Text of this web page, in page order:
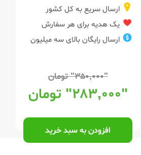
ارسال سریع به کل کشور
یک هدیه برای هر سفارش
ارسال رایگان بالای سه میلیون
"۳۵۰,۰۰۰" تومان
"۲۸۳,۰۰۰" تومان
افزودن به سبد خرید